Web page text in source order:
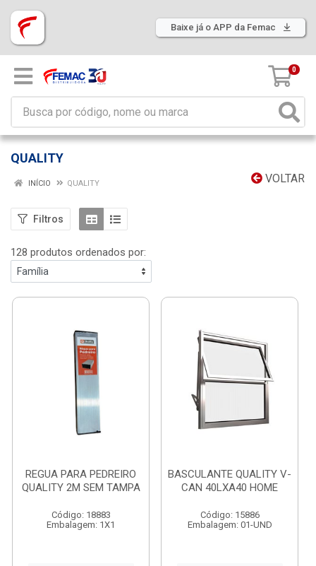
Baixe já o APP da Femac
0
QUALITY
VOLTAR
INÍCIO QUALITY
Filtros
128 produtos ordenados por:
REGUA PARA PEDREIRO
QUALITY 2M SEM TAMPA
Código: 18883
Embalagem: 1X1
BASCULANTE QUALITY V-
CAN 40LXA40 HOME
Código: 15886
Embalagem: 01-UND